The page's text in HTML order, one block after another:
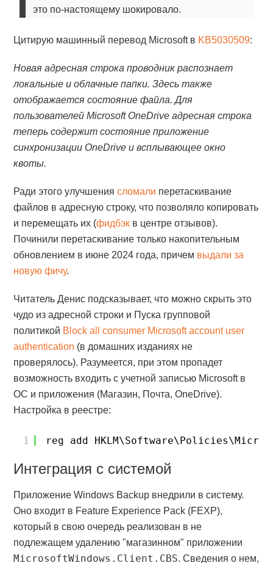
это по-настоящему шокировало.
Цитирую машинный перевод Microsoft в KB5030509:
Новая адресная строка проводник распознает
локальные и облачные папки. Здесь также
отображается состояние файла. Для
пользователей Microsoft OneDrive адресная строка
теперь содержит состояние приложение
синхронизации OneDrive и всплывающее окно
квоты.
Ради этого улучшениясломали перетаскивание
файлов в адресную строку, что позволяло копировать
и перемещать их (фидбэк в центре отзывов).
Починили перетаскивание только накопительным
обновлением в июне 2024 года, причем выдали за
новую фичу.
Читатель Денис подсказывает, что можно скрыть это
чудо из адресной строки и Пуска групповой
политикой Block all consumer Microsoft account user
authentication (в домашних изданиях не
проверялось). Разумеется, при этом пропадет
возможность входить с учетной записью Microsoft в
ОС и приложения (Магазин, Почта, OneDrive).
Настройка в реестре:
1 reg add
Интеграция с системой
Приложение Windows Backup внедрили в систему.
Оно входит в Feature Experience Pack (FEXP),
который в свою очередь реализован в не
подлежащем удалению "магазинном" приложении
MicrosoftWindows.Client.CBS. Сведения о нем,